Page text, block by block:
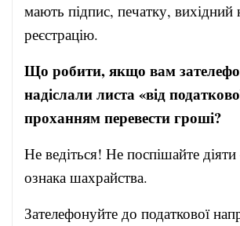
мають підпис, печатку, вихідний
реєстрацію.
Що робити, якщо вам
надіслали листа «від
проханням перевести гроші?
Не ведіться! Не поспішайте
ознака шахрайства.
Зателефонуйте до податкової